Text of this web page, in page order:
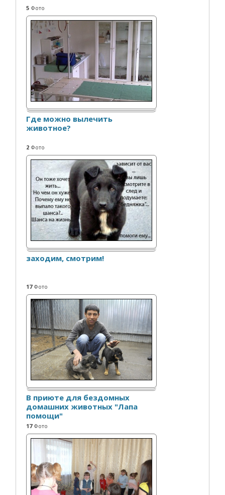
5 Фото
Где можно вылечить
животное?
2 Фото
заходим, смотрим!
17Фото
В приюте для бездомных
домашних животных "Лапа
помощи"
17Фото